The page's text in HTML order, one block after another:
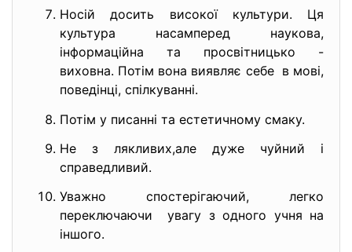
Носій досить високої культури. Ця
культура насамперед наукова,
інформаційна та просвітницько -
виховна. Потім вона виявляє себе в мові,
поведінці, спілкуванні.
Потім у писанні та естетичному смаку.
Не з лякливих,але дуже чуйний і
справедливий.
Уважно спостерігаючий, легко
переключаючи увагу з одного учня на
іншого.